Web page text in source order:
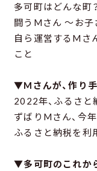
多可町はどんな町
闘うMさん ～お子
自ら運営するMさ
こと
▼Mさんが、作り
2022年、ふるさと
ずばりMさん、今年
ふるさと納税を利
▼多可町のこれか